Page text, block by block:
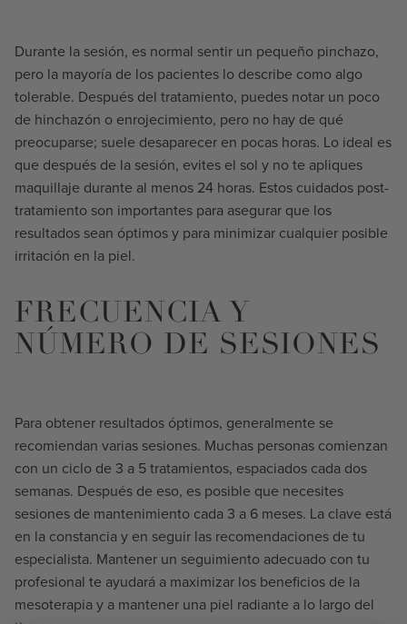
Durante la sesión, es normal sentir un pequeño pinchazo,
pero la mayoría de los pacientes lo describe como algo
tolerable. Después del tratamiento, puedes notar un poco
de hinchazón o enrojecimiento, pero no hay de qué
preocuparse; suele desaparecer en pocas horas. Lo ideal es
que después de la sesión, evites el sol y no te apliques
maquillaje durante al menos 24 horas. Estos cuidados post-
tratamiento son importantes para asegurar que los
resultados sean óptimos y para minimizar cualquier posible
irritación en la piel.
FRECUENCIA Y
NÚMERO DE SESIONES
Para obtener resultados óptimos, generalmente se
recomiendan varias sesiones. Muchas personas comienzan
con un ciclo de 3 a 5 tratamientos, espaciados cada dos
semanas. Después de eso, es posible que necesites
sesiones de mantenimiento cada 3 a 6 meses. La clave está
en la constancia y en seguir las recomendaciones de tu
especialista. Mantener un seguimiento adecuado con tu
profesional te ayudará a maximizar los beneficios de la
mesoterapia y a mantener una piel radiante a lo largo del